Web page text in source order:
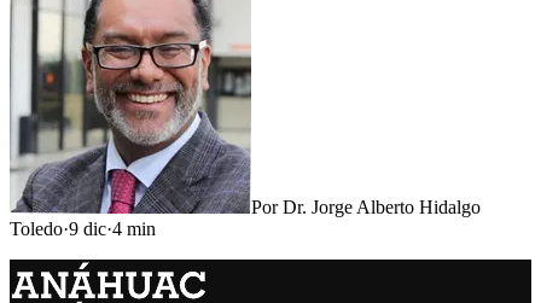
PorDr. Jorge Alberto Hidalgo
Toledo·9 dic·4 min